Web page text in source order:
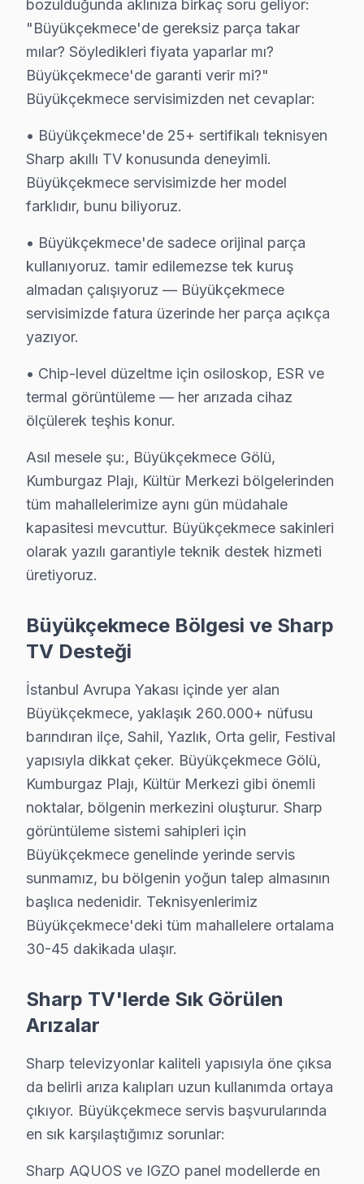
• Büyükçekmece'de panel değişimi: 5.000 – 14.000
• Büyükçekmece'de anakart tamiri: 1.500 – 4.000 TL
• Büyükçekmece'de güç kartı tamiri: 700 – 1.800 TL
• Büyükçekmece'de LED backlight değişimi: 500 –
Sharp TV Teknik Profil ve Servis Rehberi
Büyükçekmece'de Sharp Teşhis ve Onarım Uzmanlığı
Büyükçekmece'de sharp görüntüleme sistemi servis
Büyükçekmece'de Sharp Yazılım Altyapısı
Büyükçekmece'de android televizyon paneli 10/11
Büyükçekmece Servisinde bu cihaz Panel Teknolojisi
Büyükçekmece'de bu cihaz Ana Kart ve İşlemci
Büyükçekmece'de sharp'ın Aquos Vision Engine
Büyükçekmece Servisimizde Sık Karşılaştığımız
1. Büyükçekmece'de IGZO panel arızasında
2. Büyükçekmece'de bu TV panel değişimi maliyeti
3. Büyükçekmece'de Quattron renk bozulmasında
4. Büyükçekmece'de 8K downscaling çipi
5. Büyükçekmece'de Android akıllı TV update
Büyükçekmece'de Sık Servis Yaptığımız bu marka
Büyükçekmece Sharp Fiyat Aralıkları (2025):
• LED/Backlight: 500 – 1.200 TL
• Güç Kartı: 700 – 1.800 TL
• Anakart: 1.500 – 4.000 TL
• Panel: 5.000 – 14.000 TL (IGZO panel pahalı)
Büyükçekmece'de teşhis ücretsiz; onay olmadan iş
Büyükçekmece'de Sharp iç servis raporu: 545 günlük
Büyükçekmece Mahalle Bazlı Sharp TV Servis
Büyükçekmece genelinde Sharp televizyon paneli
19 Mayıs, Ahmediye, Alkent 2000, Atatürk,
Çakmaklı, Dizdariye, Fatih, Güzelce, Hürriyet,
Mimarsinan, Muratbey, Pınartepe, Sırtköy, Türkoba,
Sharp TV Duvar Montajı – Büyükçekmece
Büyükçekmece'da satın aldığınız Sharp
• Büyükçekmece'de TV duvar askısı montajı (sabit,
• Büyükçekmece servisimizde gizli kablo düzeni ve
• Büyükçekmece'de HDMI, ses sistemi ve uydu
• Büyükçekmece servisimizde ekran kalibrasyon ve
bozulduğunda aklınıza birkaç soru geliyor:
"Büyükçekmece'de gereksiz parça takar
mılar? Söyledikleri fiyata yaparlar mı?
Büyükçekmece'de garanti verir mi?"
Büyükçekmece servisimizden net cevaplar:
• Büyükçekmece'de 25+ sertifikalı teknisyen
Sharp akıllı TV konusunda deneyimli.
Büyükçekmece servisimizde her model
farklıdır, bunu biliyoruz.
• Büyükçekmece'de sadece orijinal parça
kullanıyoruz. tamir edilemezse tek kuruş
almadan çalışıyoruz — Büyükçekmece
servisimizde fatura üzerinde her parça açıkça
yazıyor.
• Chip-level düzeltme için osiloskop, ESR ve
termal görüntüleme — her arızada cihaz
ölçülerek teşhis konur.
Asıl mesele şu:, Büyükçekmece Gölü,
Kumburgaz Plajı, Kültür Merkezi bölgelerinden
tüm mahallelerimize aynı gün müdahale
kapasitesi mevcuttur. Büyükçekmece sakinleri
olarak yazılı garantiyle teknik destek hizmeti
üretiyoruz.
Büyükçekmece Bölgesi ve Sharp
TV Desteği
İstanbul Avrupa Yakası içinde yer alan
Büyükçekmece, yaklaşık 260.000+ nüfusu
barındıran ilçe, Sahil, Yazlık, Orta gelir, Festival
yapısıyla dikkat çeker. Büyükçekmece Gölü,
Kumburgaz Plajı, Kültür Merkezi gibi önemli
noktalar, bölgenin merkezini oluşturur. Sharp
görüntüleme sistemi sahipleri için
Büyükçekmece genelinde yerinde servis
sunmamız, bu bölgenin yoğun talep almasının
başlıca nedenidir. Teknisyenlerimiz
Büyükçekmece'deki tüm mahallelere ortalama
30-45 dakikada ulaşır.
Sharp TV'lerde Sık Görülen
Arızalar
Sharp televizyonlar kaliteli yapısıyla öne çıksa
da belirli arıza kalıpları uzun kullanımda ortaya
çıkıyor. Büyükçekmece servis başvurularında
en sık karşılaştığımız sorunlar:
Sharp AQUOS ve IGZO panel modellerde en